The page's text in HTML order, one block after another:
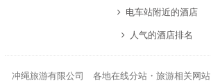
电车站附近的酒店
人气的酒店排名
冲绳旅游有限公司 各地在线分站・旅游相关网站